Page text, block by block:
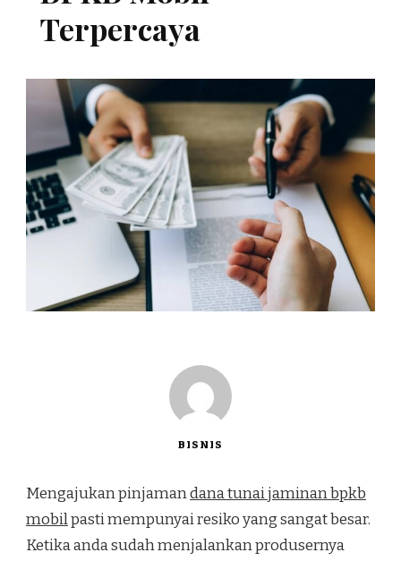
Terpercaya
BISNIS
Mengajukan pinjamandana tunai jaminan bpkb
mobilpasti mempunyai resiko yang sangat besar.
Ketika anda sudah menjalankan produsernya